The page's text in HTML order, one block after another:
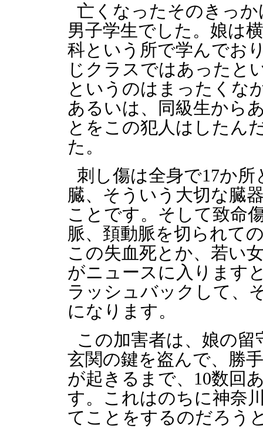
亡くなったそのきっ
男子学生でした。娘は
科という所で学んでお
じクラスではあったと
というのはまったくな
あるいは、同級生から
とをこの犯人はしたん
た。
刺し傷は全身で17か
臓、そういう大切な臓
ことです。そして致命
脈、頚動脈を切られて
この失血死とか、若い
がニュースに入ります
ラッシュバックして、
になります。
この加害者は、娘の
玄関の鍵を盗んで、勝
が起きるまで、10数回
す。これはのちに神奈
てことをするのだろう